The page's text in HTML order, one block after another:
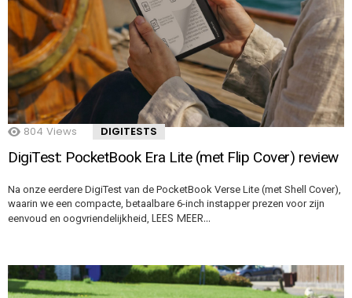
804 Views DIGITESTS
DigiTest: PocketBook Era Lite (met Flip Cover) review
Na onze eerdere DigiTest van de PocketBook Verse Lite (met Shell Cover),
waarin we een compacte, betaalbare 6-inch instapper prezen voor zijn
eenvoud en oogvriendelijkheid, LEES MEER…